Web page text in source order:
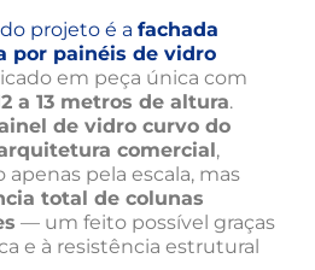
projeto é a fachada
por painéis de vidro
em peça única com
a 13 metros de altura.
de vidro curvo do
comercial,
pela escala, mas
total de colunas
— um feito possível graças
e à resistência estrutural